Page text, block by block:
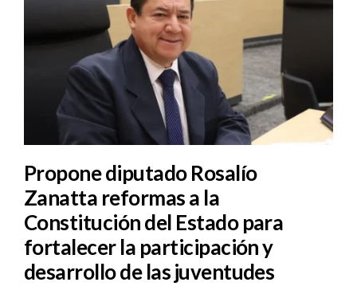
Propone diputado Rosalío
Zanatta reformas a la
Constitución del Estado para
fortalecer la participación y
desarrollo de las juventudes